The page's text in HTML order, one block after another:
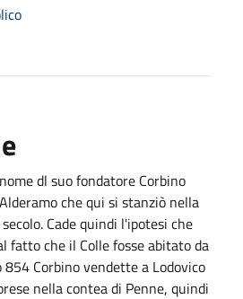
dl suo fondatore Corbino
che qui si stanziò nella
Cade quindi l'ipotesi che
fatto che il Colle fosse abitato da
Corbino vendette a Lodovico
nella contea di Penne, quindi